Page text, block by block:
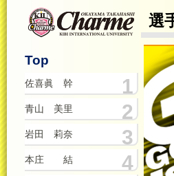
選
Top
佐喜眞 幹 1
青山 美里 2
岩田 莉奈 3
本庄 結 4